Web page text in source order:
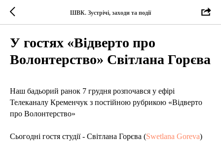
ШВК. Зустрічі, заходи та події
У гостях «Відверто про
Волонтерство» Світлана Горєва
Наш бадьорий ранок 7 грудня розпочався у ефірі
Телеканалу Кременчук з постійною рубрикою «Відверто
про Волонтерство»
Сьогодні гостя студії - Світлана Горєва (Swetlana Goreva)